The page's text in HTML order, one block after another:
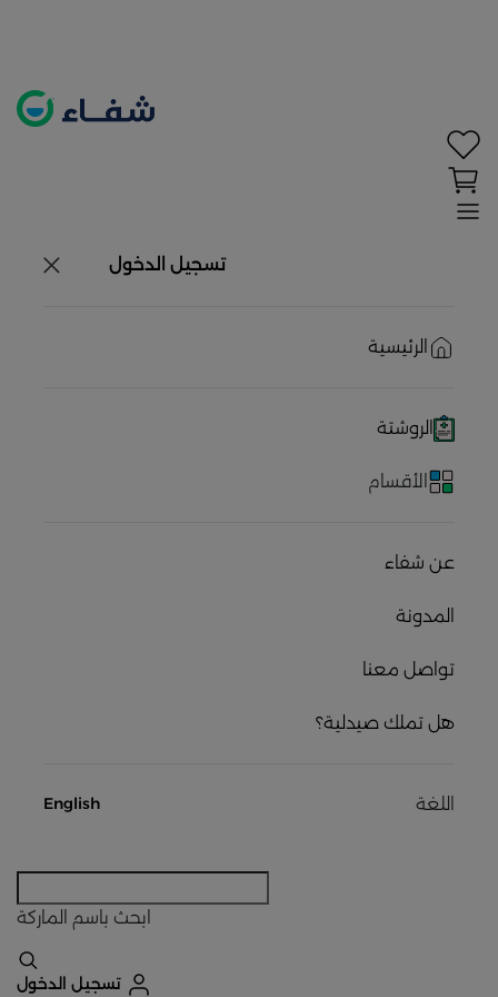
تسجيل الدخول
الرئيسية
الروشتة
الأقسام
عن شفاء
المدونة
تواصل معنا
هل تملك صيدلية؟
اللغة English
ابحث باسم الماركة
تسجيل الدخول